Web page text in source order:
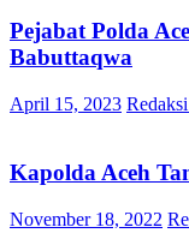
Pejabat Polda
Babuttaqwa
April 15, 2023
Kapolda Aceh
November 18, 2022